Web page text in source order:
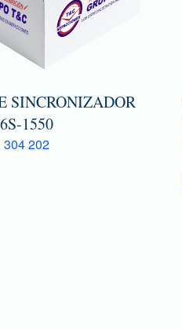
SINCRONIZADOR
1550
202